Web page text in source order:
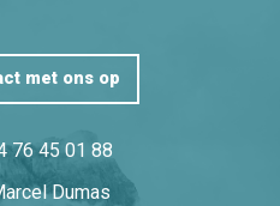
met ons op
76 45 01 88
Dumas